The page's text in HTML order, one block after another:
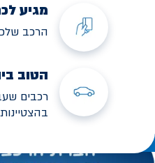
מגיע
הרכב
הטוב
רכבים
בהצטיינות